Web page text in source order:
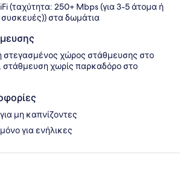
(ταχύτητα: 250+ Mbps (για 3-5 άτομα ή
συσκευές)) στα δωμάτια
χώρος στάθμευσης στο
χωρίς παρκαδόρο στο
μη καπνίζοντες
για ενήλικες